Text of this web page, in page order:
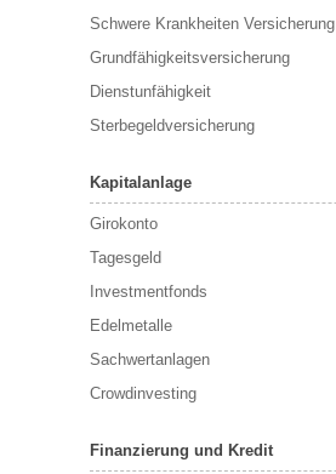
Schwere Krankheiten Versicherung
Grundfähigkeitsversicherung
Dienstunfähigkeit
Sterbegeldversicherung
Kapitalanlage
Girokonto
Tagesgeld
Investmentfonds
Edelmetalle
Sachwertanlagen
Crowdinvesting
Finanzierung und Kredit